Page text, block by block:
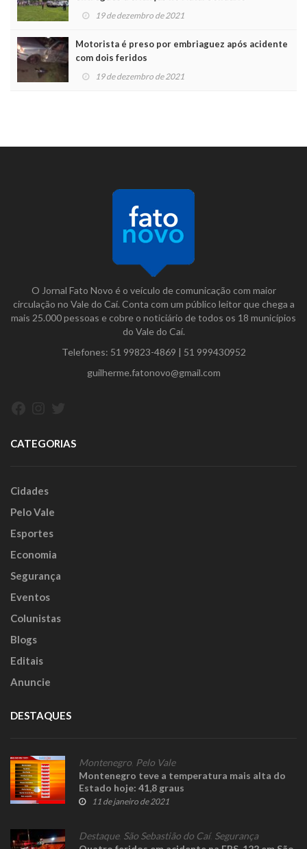
19 de dezembro de 2021
Motorista é preso por embriaguez após acidente
com dois feridos
19 de dezembro de 2021
O Jornal Fato Novo é o veículo de comunicação com maior
circulação no Vale do Caí. Conta com um público leitor que chega a
mais 25.000 pessoas e cobre o noticiário de todos os 18 municípios
do Vale do Caí.
Telefones: 51 99823-4869 | 51 999430952
guilherme.fatonovo@gmail.com
CATEGORIAS
Cidades
Pelo Vale
Esportes
Economia
Segurança
Eventos
Colunistas
Blogs
Editais
Anuncie
DESTAQUES
Montenegro Pelo Vale
Montenegro teve a temperatura mais alta do
Estado hoje: 41,8 graus
11 de janeiro de 2021
Destaque, São Sebastião do Caí, Segurança